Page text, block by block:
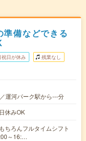
準備などできる
祝日が休み 残業なし
運河パーク駅から---分
休みOK
ろんフルタイムシフト
～16:…